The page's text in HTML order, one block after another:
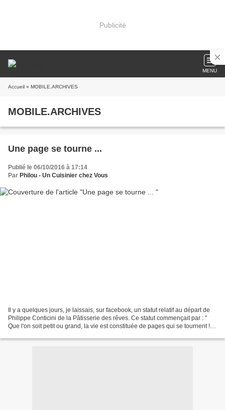
Publicité
MENU
Accueil » MOBILE.ARCHIVES
MOBILE.ARCHIVES
Une page se tourne ...
Publié le 06/10/2016 à 17:14
Par Philou - Un Cuisinier chez Vous
Il y a quelques jours, je laissais, sur facebook, un statut relatif au départ de
Philippe Conticini de la Pâtisserie des rêves. Ce statut commençait par : "
Que l'on soit petit ou grand, la vie est constituée de pages qui se tournent ! "